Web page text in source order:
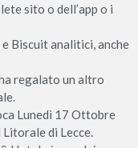
sito o dell’app o i
Biscuit analitici, anche
regalato un altro
Lunedì 17 Ottobre
di Lecce.